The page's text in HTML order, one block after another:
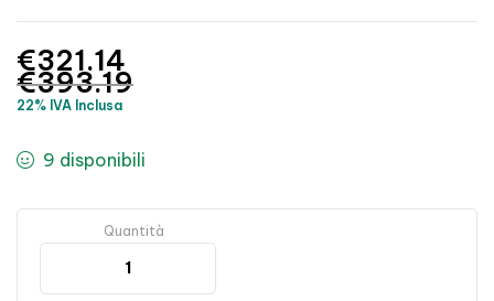
€393.19
€321.14
22% IVA Inclusa
9 disponibili
Quantità